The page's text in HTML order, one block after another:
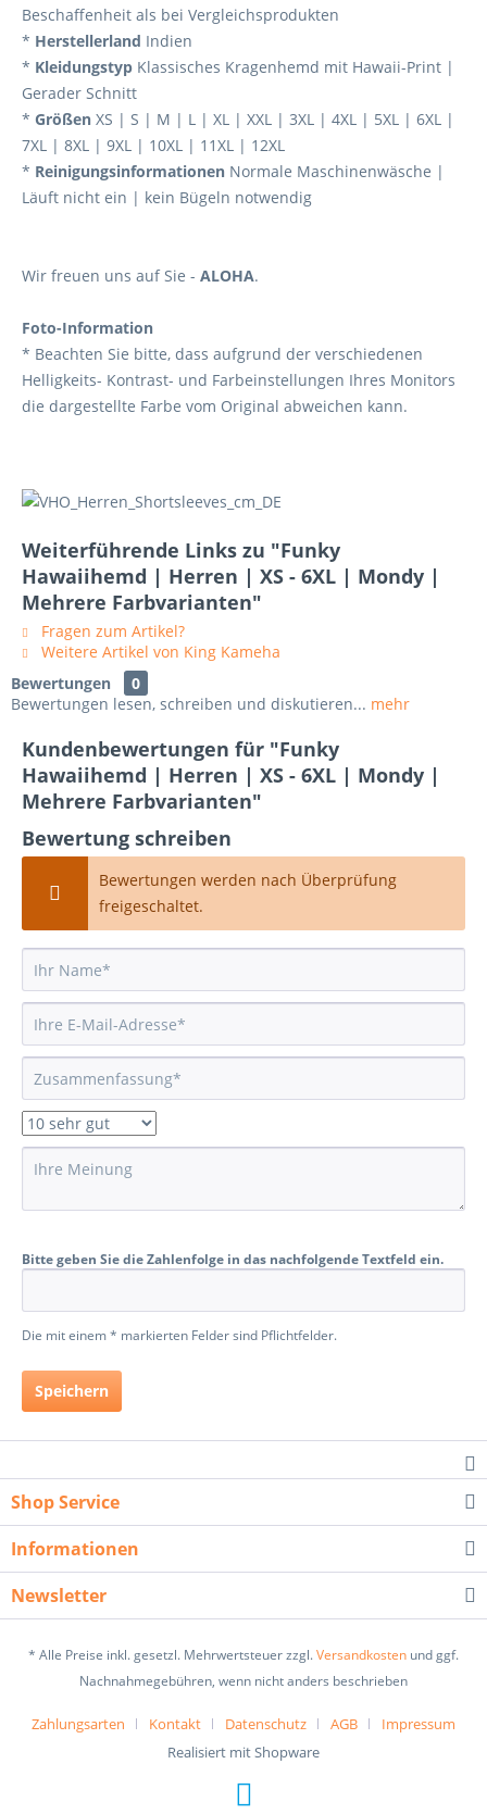
Beschaffenheit als bei Vergleichsprodukten
* Herstellerland Indien
* Kleidungstyp Klassisches Kragenhemd mit Hawaii-Print |
Gerader Schnitt
* Größen XS | S | M | L | XL | XXL | 3XL | 4XL | 5XL | 6XL |
7XL | 8XL | 9XL | 10XL | 11XL | 12XL
* Reinigungsinformationen Normale Maschinenwäsche |
Läuft nicht ein | kein Bügeln notwendig
Wir freuen uns auf Sie - ALOHA.
Foto-Information
* Beachten Sie bitte, dass aufgrund der verschiedenen
Helligkeits- Kontrast- und Farbeinstellungen Ihres Monitors
die dargestellte Farbe vom Original abweichen kann.
Weiterführende Links zu "Funky
Hawaiihemd | Herren | XS - 6XL | Mondy |
Mehrere Farbvarianten"
Fragen zum Artikel?
Weitere Artikel von King Kameha
Bewertungen
0
Bewertungen lesen, schreiben und diskutieren... mehr
Kundenbewertungen für "Funky
Hawaiihemd | Herren | XS - 6XL | Mondy |
Mehrere Farbvarianten"
Bewertung schreiben
Bewertungen werden nach Überprüfung
freigeschaltet.
Bitte geben Sie die Zahlenfolge in das nachfolgende Textfeld ein.
Die mit einem * markierten Felder sind Pflichtfelder.
Speichern
Shop Service
Informationen
Newsletter
* Alle Preise inkl. gesetzl. Mehrwertsteuer zzgl.Versandkosten und ggf.
Nachnahmegebühren, wenn nicht anders beschrieben
Zahlungsarten Kontakt Datenschutz AGB
Impressum
Realisiert mit Shopware